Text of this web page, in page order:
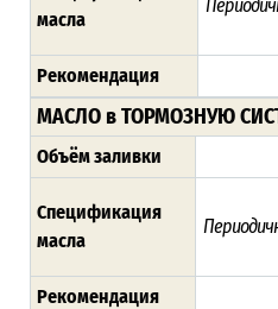
масла
Рекомендация
МАСЛО в ТОРМОЗНУЮ
Объём заливки
Спецификация
масла
Рекомендация